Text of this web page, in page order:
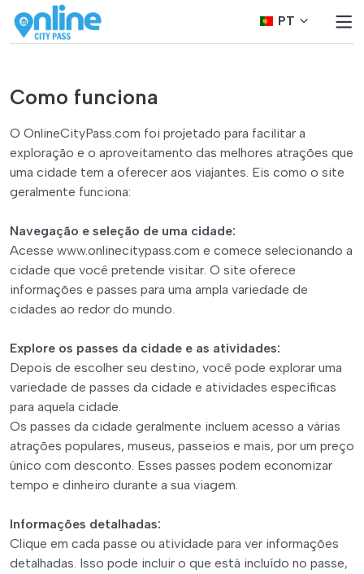
PT
Como funciona
O OnlineCityPass.com foi projetado para facilitar a
exploração e o aproveitamento das melhores atrações que
uma cidade tem a oferecer aos viajantes. Eis como o site
geralmente funciona:
Navegação e seleção de uma cidade:
Acesse www.onlinecitypass.com e comece selecionando a
cidade que você pretende visitar. O site oferece
informações e passes para uma ampla variedade de
cidades ao redor do mundo.
Explore os passes da cidade e as atividades:
Depois de escolher seu destino, você pode explorar uma
variedade de passes da cidade e atividades específicas
para aquela cidade.
Os passes da cidade geralmente incluem acesso a várias
atrações populares, museus, passeios e mais, por um preço
único com desconto. Esses passes podem economizar
tempo e dinheiro durante a sua viagem.
Informações detalhadas:
Clique em cada passe ou atividade para ver informações
detalhadas. Isso pode incluir o que está incluído no passe,